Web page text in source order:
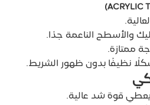
والأسطح الناعمة جدًا.
ممتازة.
نظيفًا بدون ظهور الشريط.
قوة شد عالية.